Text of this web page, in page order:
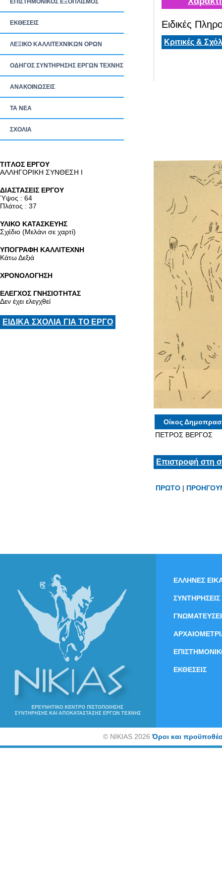
ΕΠΙΣΤΗΜΟΝΙΚΟΣ ΕΞΟΠΛΙΣΜΟΣ
ΕΚΘΕΣΕΙΣ
ΛΕΞΙΚΟ ΚΑΛΛΙΤΕΧΝΙΚΩΝ ΟΡΩΝ
ΟΔΗΓΟΣ ΣΥΝΤΗΡΗΣΗΣ ΕΡΓΩΝ ΤΕΧΝΗΣ
ΑΝΑΚΟΙΝΩΣΕΙΣ
ΤΑ ΝEΑ
ΣΧΟΛΙΑ
Ειδικές
Κριτικές &
TITΛΟΣ ΕΡΓΟΥ
ΑΛΛΗΓΟΡΙΚΗ ΣΥΝΘΕΣΗ Ι
ΔΙΑΣΤΑΣΕΙΣ ΕΡΓΟΥ
Ύψος : 64
Πλάτος : 37
ΥΛΙΚΟ ΚΑΤΑΣΚΕΥΗΣ
Σχέδιο (Μελάνι σε χαρτί)
ΥΠΟΓΡΑΦΗ ΚΑΛΛΙΤΕΧΝΗ
Κάτω Δεξιά
ΧΡΟΝΟΛΟΓΗΣΗ
ΕΛΕΓΧΟΣ ΓΝΗΣΙΟΤΗΤΑΣ
Δεν έχει ελεγχθεί
ΕΙΔΙΚΑ ΣΧΟΛΙΑ ΓΙΑ ΤΟ ΕΡΓΟ
Οίκος
ΠΕΤΡΟΣ ΒΕΡΓΟΣ
Επιστροφή στη
ΠΡΩΤΟ |
ΕΛΛΗΝΕΣ
ΣΥΝΤΗΡΗΣΕΙΣ
ΕΚΘΕΣΕΙΣ
©NIKIAS 2026Όροι και